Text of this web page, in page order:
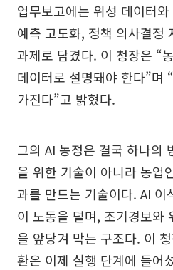
업무보고에는 위성 데이터
예측 고도화, 정책 의사결정
과제로 담겼다. 이 청장은 “
데이터로 설명돼야 한다”며
가진다”고 밝혔다.
그의 AI 농정은 결국 하나의
을 위한 기술이 아니라 농업
과를 만드는 기술이다. AI 이
이 노동을 덜며, 조기경보와
을 앞당겨 막는 구조다. 이
환은 이제 실행 단계에 들어